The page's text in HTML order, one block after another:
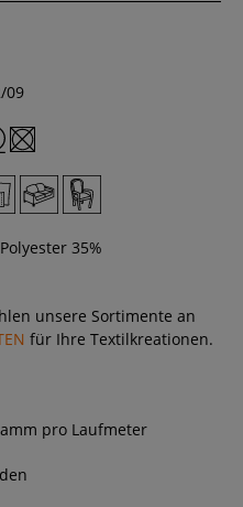
09
35%
unsere Sortimente an
für Ihre Textilkreationen.
pro Laufmeter